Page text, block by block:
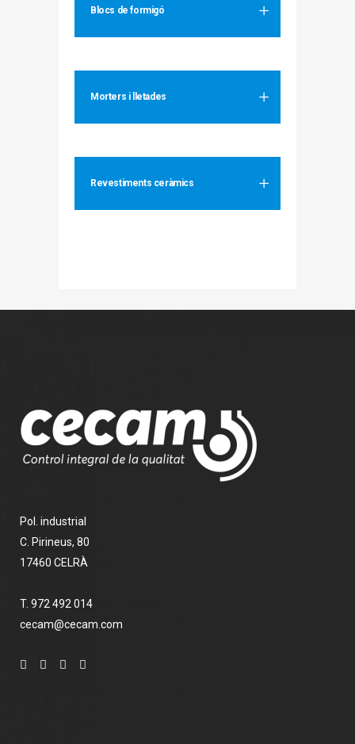
Blocs de formigó
Morters i lletades
Revestiments ceràmics
Pol. industrial
C. Pirineus, 80
17460 CELRÀ
T. 972 492 014
cecam@cecam.com